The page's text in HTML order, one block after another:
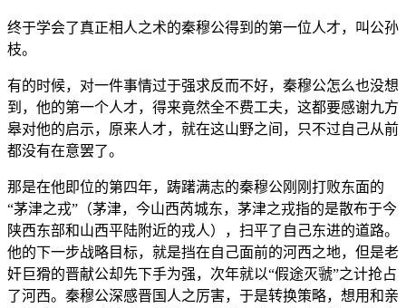
终于学会了真正相人之术的秦穆公得到的第一位人才，叫公孙
枝。
有的时候，对一件事情过于强求反而不好，秦穆公怎么也没想
到，他的第一个人才，得来竟然全不费工夫，这都要感谢九方
皋对他的启示，原来人才，就在这山野之间，只不过自己从前
都没有在意罢了。
那是在他即位的第四年，踌躇满志的秦穆公刚刚打败东面的
“茅津之戎”（茅津，今山西芮城东，茅津之戎指的是散布于今
陕西东部和山西平陆附近的戎人），扫平了自己东进的道路。
他的下一步战略目标，就是挡在自己面前的河西之地，但是老
奸巨猾的晋献公却先下手为强，次年就以“假途灭虢”之计抢占
了河西。秦穆公深感晋国人之厉害，于是转换策略，想用和亲